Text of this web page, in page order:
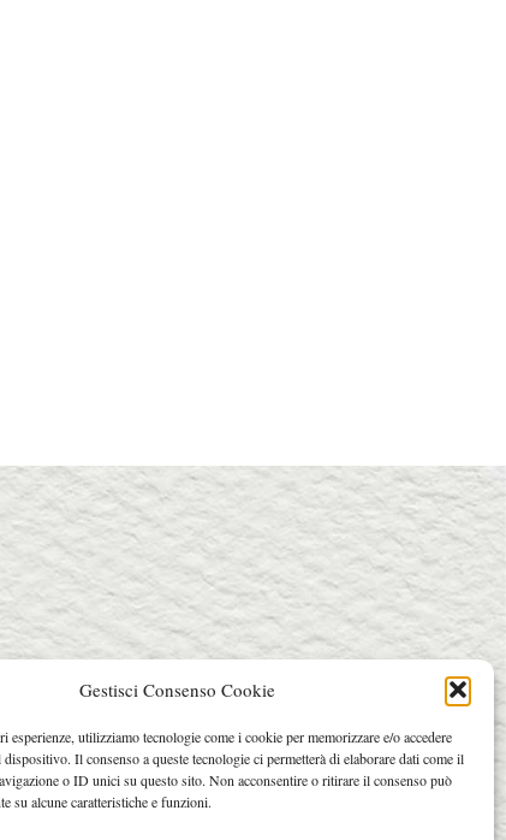
Gestisci Consenso Cookie
esperienze, utilizziamo tecnologie come i cookie per memorizzare e/o accedere
Il consenso a queste tecnologie ci permetterà di elaborare dati come il
o ID unici su questo sito. Non acconsentire o ritirare il consenso può
su alcune caratteristiche e funzioni.